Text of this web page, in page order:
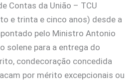
Contas da União – TCU
e trinta e cinco anos) desde a
pelo Ministro Antonio
solene para a entrega do
condecoração concedida
por mérito excepcionais ou